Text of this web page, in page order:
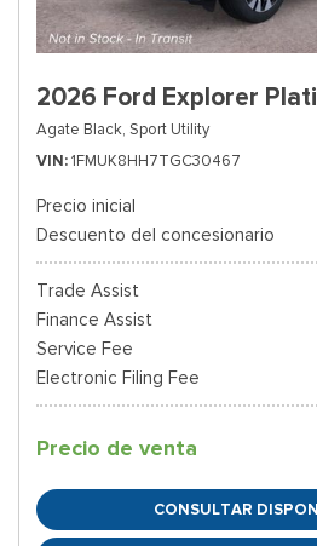
2026 Ford Explorer
Agate Black, Sport Utility
VIN 1FMUK8HH7TGC30467
Precio inicial
Descuento del concesionario
Trade Assist
Finance Assist
Service Fee
Electronic Filing Fee
Precio de venta
CONSULTAR